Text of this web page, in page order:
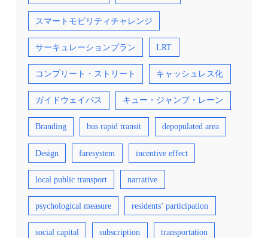
スマートモビリティチャレンジ
サーキュレーションプラン LRT
コンプリート・ストリート キャッシュレス化
ガイドウェイバス キュー・ジャンプ・レーン
Branding bus rapid transit depopulated area
Design faresystem incentive effect
local public transport narrative
psychological measure residents’ participation
social capital subscription transportation